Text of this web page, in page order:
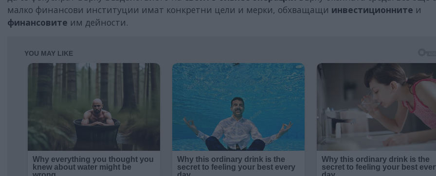
малко финансови институции имат конкретни цели и мерки, обхващащи инвестиционните и
финансовите им дейности.